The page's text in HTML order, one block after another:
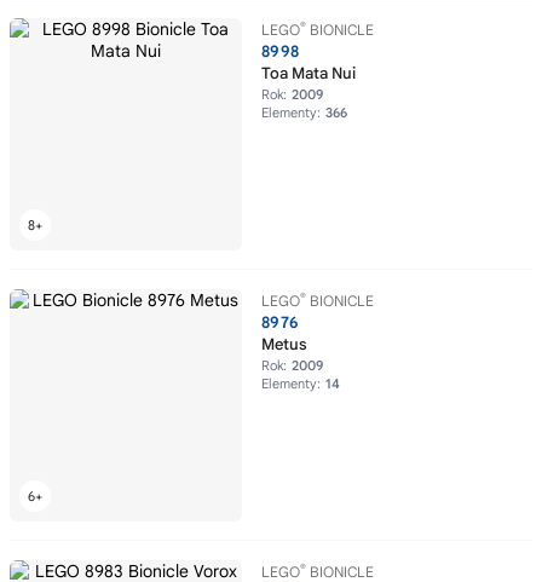
LEGO® BIONICLE
8998
Toa Mata Nui
Rok: 2009
Elementy: 366
LEGO® BIONICLE
8976
Metus
Rok: 2009
Elementy: 14
LEGO® BIONICLE